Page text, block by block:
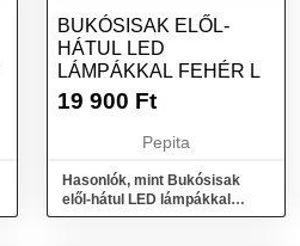
BUKÓSISAK ELŐL-
HÁTUL LED
LÁMPÁKKAL FEHÉR L
19 900 Ft
Pepita
Hasonlók, mint Bukósisak
elől-hátul LED lámpákkal
FEHÉR L